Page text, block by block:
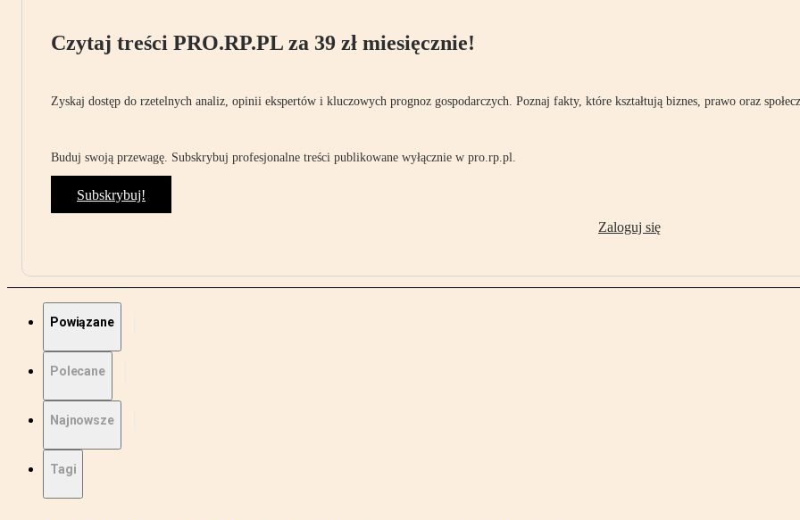
Czytaj treści PRO.RP.PL za 39 zł miesięcznie!
Zyskaj dostęp do rzetelnych analiz, opinii ekspertów i kluczowych prognoz gospodarczych. Poznaj fakty, które kształtują biznes, prawo oraz
Buduj swoją przewagę. Subskrybuj profesjonalne treści publikowane wyłącznie w pro.rp.pl.
Subskrybuj!
Zaloguj się
Powiązane
Polecane
Najnowsze
Tagi